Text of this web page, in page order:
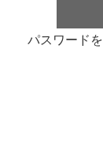
パスワード